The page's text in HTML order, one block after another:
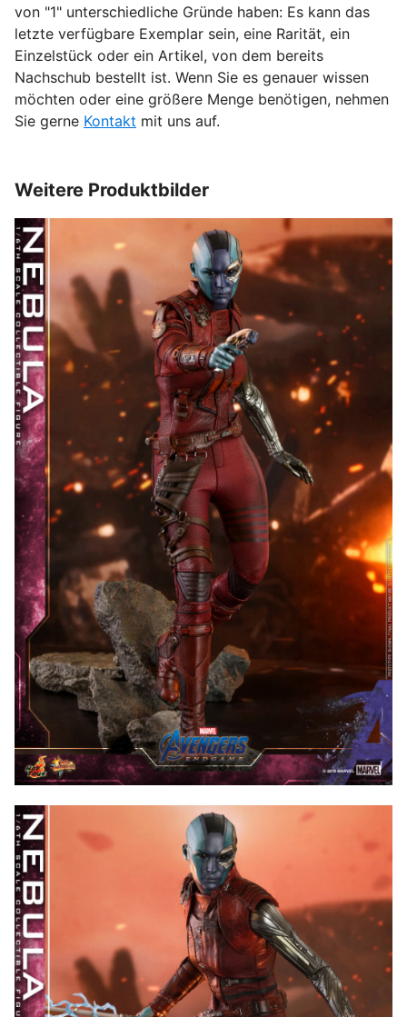
von "1" unterschiedliche Gründe haben: Es kann das
letzte verfügbare Exemplar sein, eine Rarität, ein
Einzelstück oder ein Artikel, von dem bereits
Nachschub bestellt ist. Wenn Sie es genauer wissen
möchten oder eine größere Menge benötigen, nehmen
Sie gerne Kontakt mit uns auf.
Weitere Produktbilder